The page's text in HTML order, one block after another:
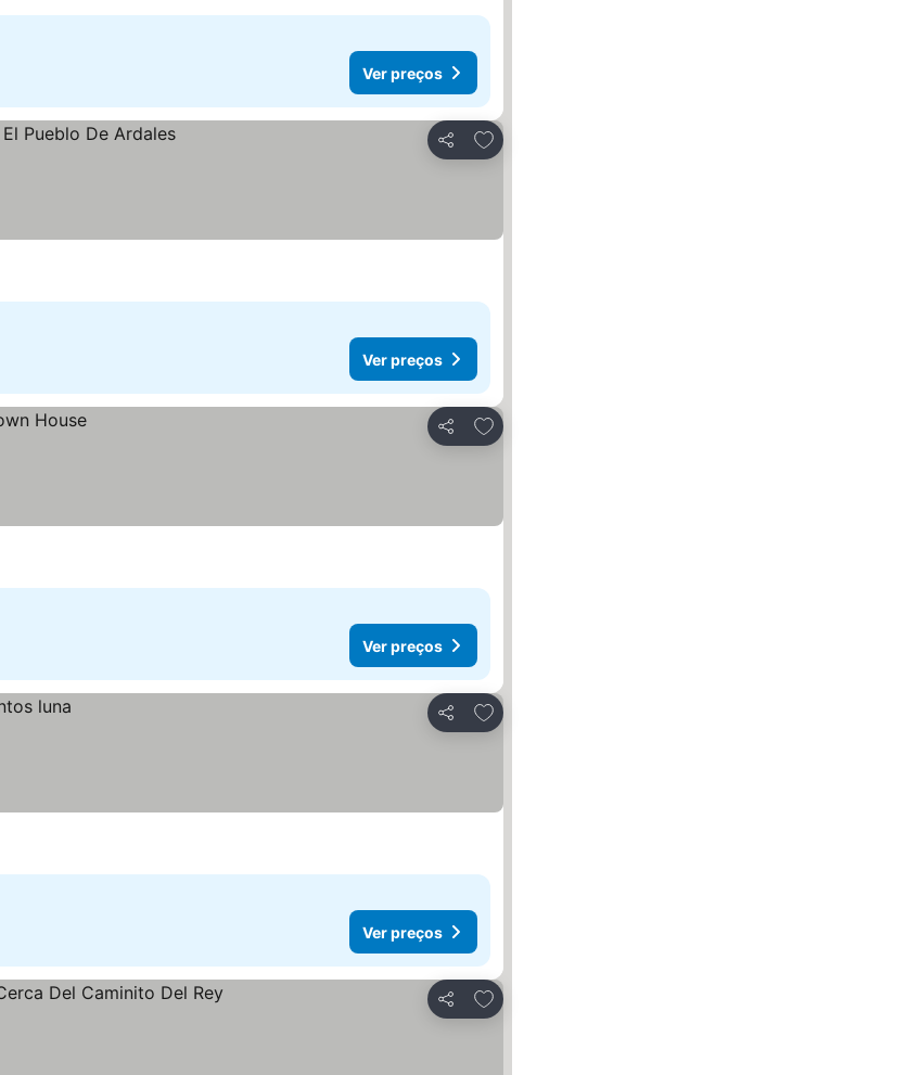
Ver preços
Partilhar
Adicionar aos favoritos
Ver preços
Partilhar
Adicionar aos favoritos
Ver preços
Partilhar
Adicionar aos favoritos
Ver preços
Partilhar
Adicionar aos favoritos